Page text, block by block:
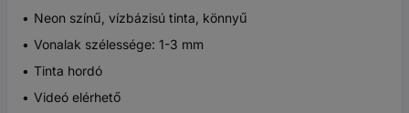
Neon színű, vízbázisú tinta, könnyű
Vonalak szélessége: 1-3 mm
Tinta hordó
Videó elérhető